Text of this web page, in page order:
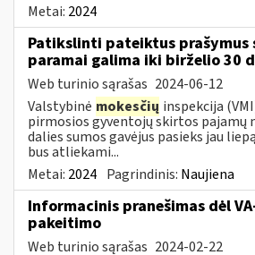
Metai: 2024
Patikslinti pateiktus prašymus
paramai galima iki birželio 30
Web turinio sąrašas 2024-06-12
Valstybinė mokesčių inspekcija
pirmosios gyventojų skirtos pajamų
dalies sumos gavėjus pasieks jau
bus atliekami...
Metai: 2024 Pagrindinis: Naujiena
Informacinis pranešimas dėl
pakeitimo
Web turinio sąrašas 2024-02-22